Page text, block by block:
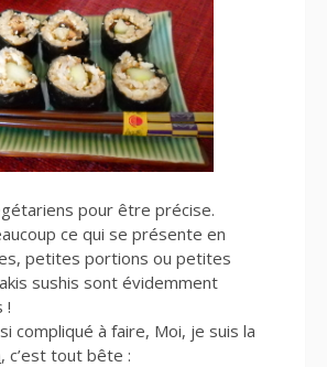
pour être précise.
ce qui se présente en
petites portions ou petites
sushis sont évidemment
!
compliqué à faire, Moi, je suis la
, c’est tout bête :